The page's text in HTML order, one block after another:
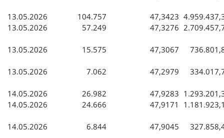
13.05.2026 104.757 47,3423
13.05.2026
57.249 47,3276
13.05.2026 15.575 47,3067
13.05.2026 7.062 47,2979
14.05.2026 26.982 47,9283
14.05.2026
24.666 47,9171
14.05.2026 6.844 47,9045